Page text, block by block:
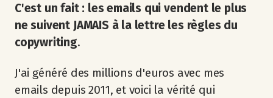
C'est un fait : les emails qui vendent le plus
ne suivent JAMAIS à la lettre les règles du
copywriting.
J'ai généré des millions d'euros avec mes
emails depuis 2011, et voici la vérité qui